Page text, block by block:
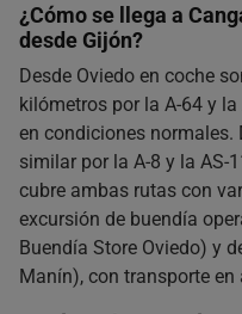
¿Cómo se llega a
desde Gijón?
Desde Oviedo en coche
kilómetros por la A-64 y
en condiciones normales.
similar por la A-8 y la AS-
cubre ambas rutas con
excursión de buendía
Buendía Store Oviedo) y
Manín), con transporte